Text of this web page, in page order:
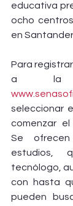
educativa
ocho
en Santander.
Para
seleccionar
comenzar el
Se
estudios,
tecnólogo,
con hasta
pueden